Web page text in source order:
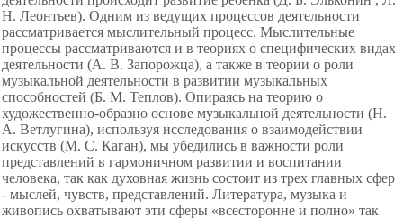
Н. Леонтьев). Одним из ведущих процессов деятельности
рассматривается мыслительный процесс. Мыслительные
процессы рассматриваются и в теориях о специфических видах
деятельности (А. В. Запорожца), а также в теории о роли
музыкальной деятельности в развитии музыкальных
способностей (Б. М. Теплов). Опираясь на теорию о
художественно-образно основе музыкальной деятельности (Н.
А. Ветлугина), используя исследования о взаимодействии
искусств (М. С. Каган), мы убедились в важности роли
представлений в гармоничном развитии и воспитании
человека, так как духовная жизнь состоит из трех главных сфер
- мыслей, чувств, представлений. Литература, музыка и
живопись охватывают эти сферы «всесторонне и полно» так